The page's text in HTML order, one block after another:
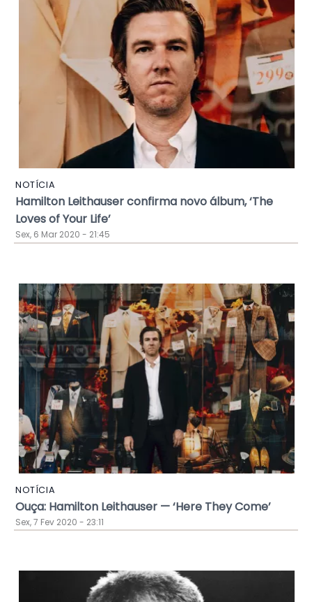
NOTÍCIA
Hamilton Leithauser confirma novo álbum, ‘The
Loves of Your Life’
Sex, 6 Mar 2020 - 21:45
NOTÍCIA
Ouça: Hamilton Leithauser — ‘Here They Come’
Sex, 7 Fev 2020 - 23:11